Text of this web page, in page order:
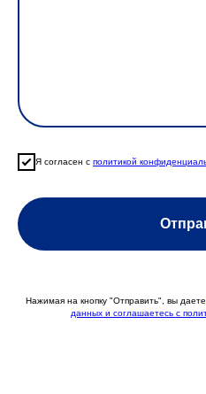
Я согласен с политикой
Нажимая на кнопку "Отправить", вы даете
данных и соглашаетесь c